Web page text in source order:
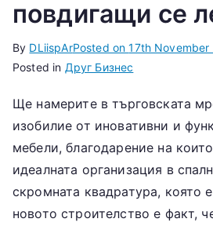
повдигащи се
By DLiispArPosted on17th November
Posted in Друг Бизнес
Ще намерите в търговската
изобилие от иновативни и
мебели, благодарение на
идеалната организация в
скромната квадратура, която
новото строителство е факт,